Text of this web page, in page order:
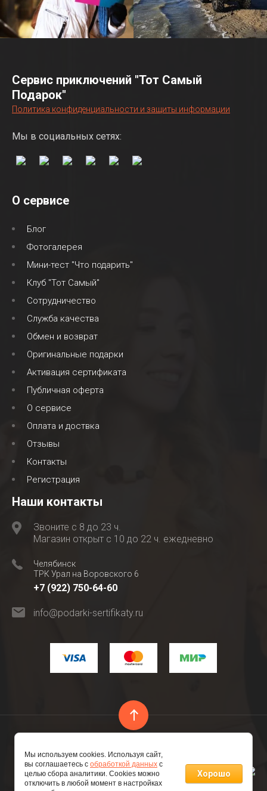
Сервис приключений "Тот Самый
Подарок"
Политика конфиденциальности и защиты информации
Мы в социальных сетях:
О сервисе
Блог
Фотогалерея
Мини-тест "Что подарить"
Клуб "Тот Самый"
Сотрудничество
Служба качества
Обмен и возврат
Оригинальные подарки
Активация сертификата
Публичная оферта
О сервисе
Оплата и доствка
Отзывы
Контакты
Регистрация
Наши контакты
Звоните с 8 до 23 ч.
Магазин открыт с 10 до 22 ч. ежедневно
Челябинск
ТРК Урал на Воровского 6
+7 (922) 750-64-60
info@podarki-sertifikaty.ru
Copyright © 2016 - 2026 ИП Глубокова М.В. ИНН
741206809521 ОГРНИП 316745600182896
Мы используем cookies. Используя сайт,
вы соглашаетесь с обработкой данных с
целью сбора аналитики. Cookies можно
отключить в любой момент в настройках
Хорошо